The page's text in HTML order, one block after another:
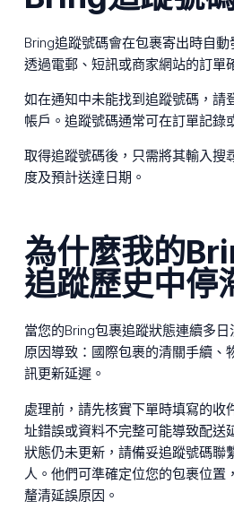
Bring追蹤號碼會在包裹寄出時自
透過電郵、短訊或商家網站的訂單
如在通知中未能找到追蹤號碼，請
帳戶。追蹤號碼通常可在訂單記錄
取得追蹤號碼後，只需將其輸入搜
度及預計送達日期。
為什麼我的
追蹤歷史中停
當您的Bring包裹追蹤狀態連續多
原因導致：國際包裹的清關手續、
訊更新延遲。
處理前，請先核實下單時填寫的收
址錯誤或資料不完整可能導致配送
狀態仍未更新，請備妥追蹤號碼聯
人。他們可準確定位您的包裹位置
釐清延誤原因。